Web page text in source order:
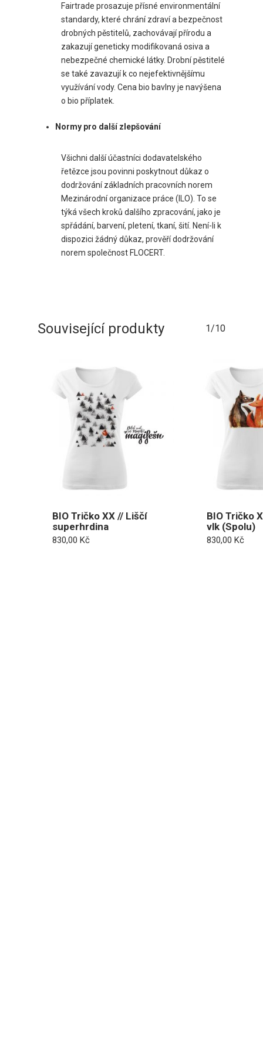
Fairtrade prosazuje přísné environmentální
standardy, které chrání zdraví a bezpečnost
drobných pěstitelů, zachovávají přírodu a
zakazují geneticky modifikovaná osiva a
nebezpečné chemické látky. Drobní pěstitelé
se také zavazují k co nejefektivnějšímu
využívání vody. Cena bio bavlny je navýšena
o bio příplatek.
Normy pro další zlepšování
Všichni další účastníci dodavatelského
řetězce jsou povinni poskytnout důkaz o
dodržování základních pracovních norem
Mezinárodní organizace práce (ILO). To se
týká všech kroků dalšího zpracování, jako je
spřádání, barvení, pletení, tkaní, šití. Není-li k
dispozici žádný důkaz, prověří dodržování
norem společnost FLOCERT.
Související produkty 1/10
BIO Tričko XX // Liščí
superhrdina
830,00 Kč
BIO Tričko
vlk (Spolu)
830,00 Kč